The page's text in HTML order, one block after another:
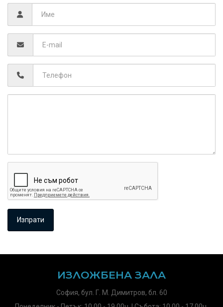
ИЗЛОЖБЕНА ЗАЛА
София, бул. Г. М. Димитров, бл. 60